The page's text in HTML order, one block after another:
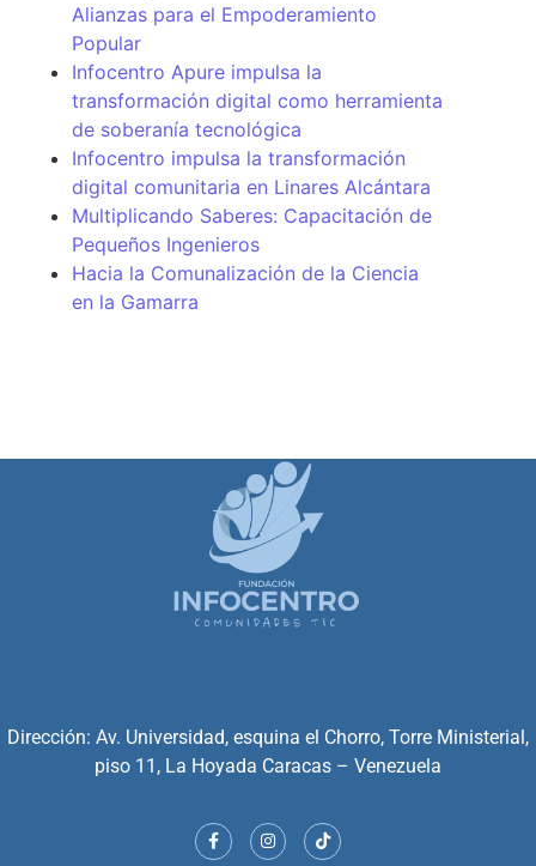
Alianzas para el Empoderamiento
Popular
Infocentro Apure impulsa la
transformación digital como herramienta
de soberanía tecnológica
Infocentro impulsa la transformación
digital comunitaria en Linares Alcántara
Multiplicando Saberes: Capacitación de
Pequeños Ingenieros
Hacia la Comunalización de la Ciencia
en la Gamarra
Dirección: Av. Universidad, esquina el Chorro, Torre Ministerial,
piso 11, La Hoyada Caracas – Venezuela